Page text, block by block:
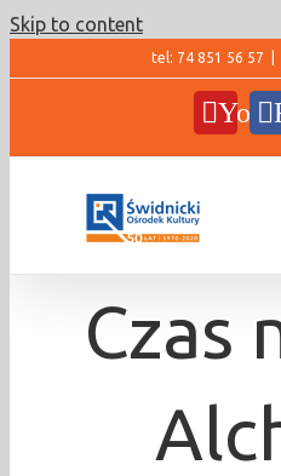
Skip to content
tel: 74 851 56 57
Czas